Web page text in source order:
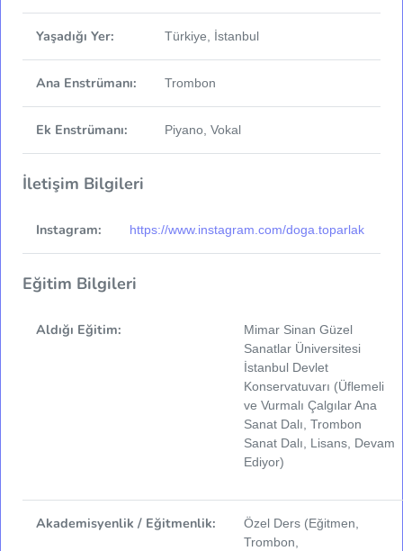
Yaşadığı Yer: Türkiye, İstanbul
Ana Enstrümanı: Trombon
Ek Enstrümanı: Piyano, Vokal
İletişim Bilgileri
Instagram: https://www.instagram.com/doga.toparlak
Eğitim Bilgileri
Aldığı Eğitim:
Mimar Sinan Güzel
Sanatlar Üniversitesi
İstanbul Devlet
Konservatuvarı (Üflemeli
ve Vurmalı Çalgılar Ana
Sanat Dalı, Trombon
Sanat Dalı, Lisans, Devam
Ediyor)
Akademisyenlik / Eğitmenlik:
Özel Ders (Eğitmen,
Trombon,